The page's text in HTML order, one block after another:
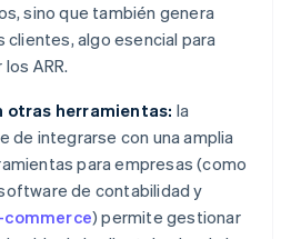
sino que también genera
algo esencial para
ARR.
otras herramientas: la
de integrarse con una amplia
para empresas (como
de contabilidad y
) permite gestionar